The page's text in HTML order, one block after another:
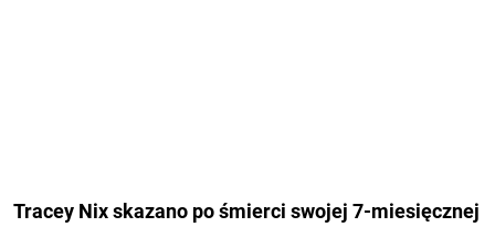
Tracey Nix skazano po śmierci swojej 7-miesięcznej